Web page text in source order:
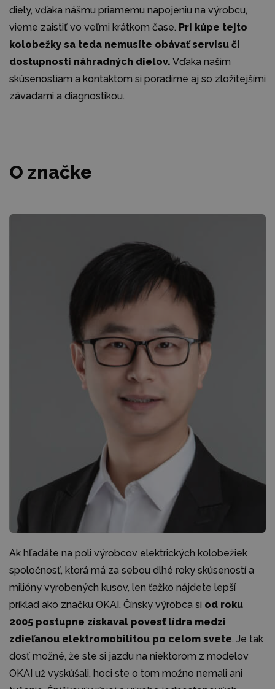
diely, vďaka nášmu priamemu napojeniu na výrobcu,
vieme zaistiť vo veľmi krátkom čase. Pri kúpe tejto
kolobežky sa teda nemusíte obávať servisu či
dostupnosti náhradných dielov. Vďaka našim
skúsenostiam a kontaktom si poradíme aj so zložitejšími
závadami a diagnostikou.
O značke
Ak hľadáte na poli výrobcov elektrických kolobežiek
spoločnosť, ktorá má za sebou dlhé roky skúseností a
milióny vyrobených kusov, len ťažko nájdete lepší
príklad ako značku OKAI. Čínsky výrobca si od roku
2005 postupne získaval povesť lídra medzi
zdieľanou elektromobilitou po celom svete. Je tak
dosť možné, že ste si jazdu na niektorom z modelov
OKAI už vyskúšali, hoci ste o tom možno nemali ani